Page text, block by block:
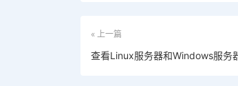
« 上一篇
查看Linux服务器和Windows服务